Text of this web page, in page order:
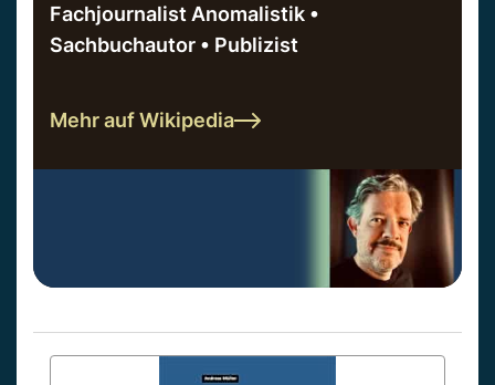
Fachjournalist Anomalistik •
Sachbuchautor • Publizist
Mehr auf Wikipedia